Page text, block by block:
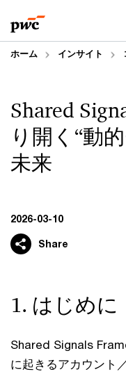
to
content
to
footer
ホーム インサイト
Shared
り開く“動
未来
2026-03-10
Share
1. はじめに
Shared Signals
に起きるアカウント